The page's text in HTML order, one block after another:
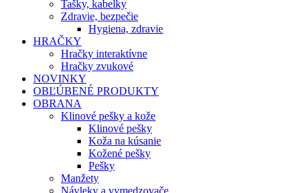
Tašky, kabelky
Zdravie, bezpečie
Hygiena, zdravie
HRAČKY
Hračky interaktívne
Hračky zvukové
NOVINKY
OBĽÚBENÉ PRODUKTY
OBRANA
Klinové pešky a kože
Klinové pešky
Koža na kúsanie
Kožené pešky
Pešky
Manžety
Návleky a vymedzovače